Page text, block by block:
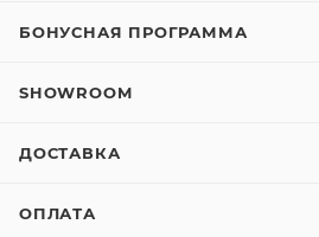
БОНУСНАЯ ПРОГРАММА
SHOWROOM
ДОСТАВКА
ОПЛАТА